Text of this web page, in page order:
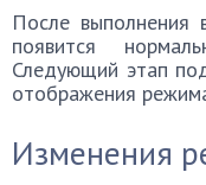
После выполнения
появится
Следующий этап
отображения
Изменения